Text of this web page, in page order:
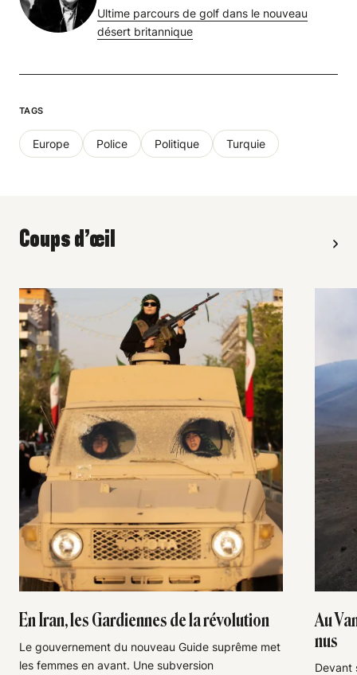
Ultime parcours de golf dans le nouveau
désert britannique
TAGS
Europe Police Politique Turquie
Coups d’œil
En Iran, les Gardiennes de la révolution
Le gouvernement du nouveau Guide suprême met
les femmes en avant. Une subversion
Au
nus
Devant